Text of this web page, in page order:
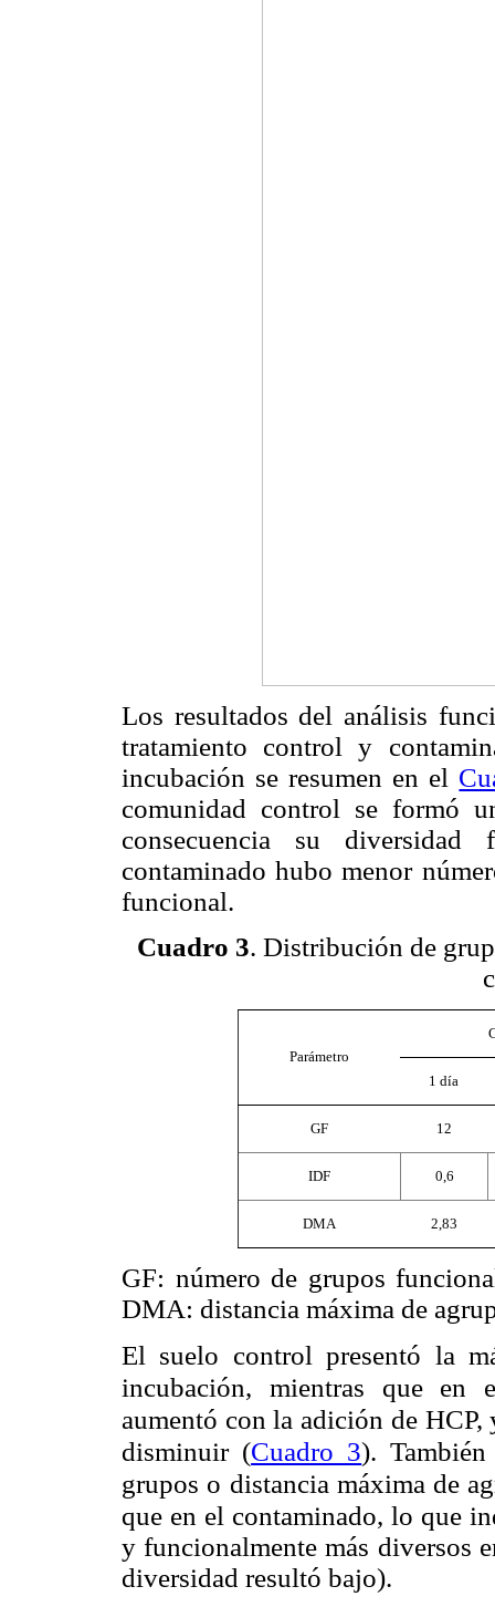
Los resultados del análisis
tratamiento control y
incubación se resumen en el
comunidad control se formó
consecuencia su
contaminado hubo menor
funcional.
Cuadro 3. Distribución de
Parámetro
1 día
GF 12
IDF 0,6
DMA 2,83
GF: número de grupos
DMA: distancia máxima de
El suelo control presentó la
incubación, mientras que en
aumentó con la adición de
disminuir (Cuadro 3).
grupos o distancia máxima de
que en el contaminado, lo que
y funcionalmente más diversos
diversidad resultó bajo).